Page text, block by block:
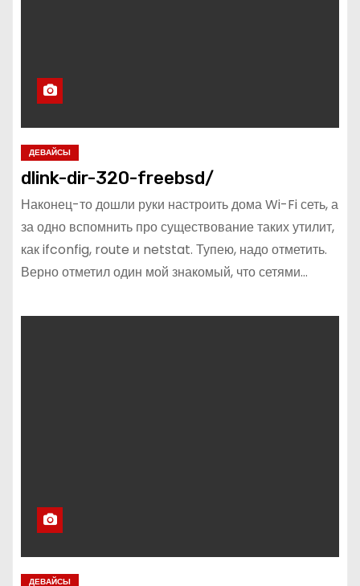
ДЕВАЙСЫ
dlink-dir-320-freebsd/
Наконец-то дошли руки настроить дома Wi-Fi сеть, а
за одно вспомнить про существование таких утилит,
как ifconfig, route и netstat. Тупею, надо отметить.
Верно отметил один мой знакомый, что сетями…
ДЕВАЙСЫ